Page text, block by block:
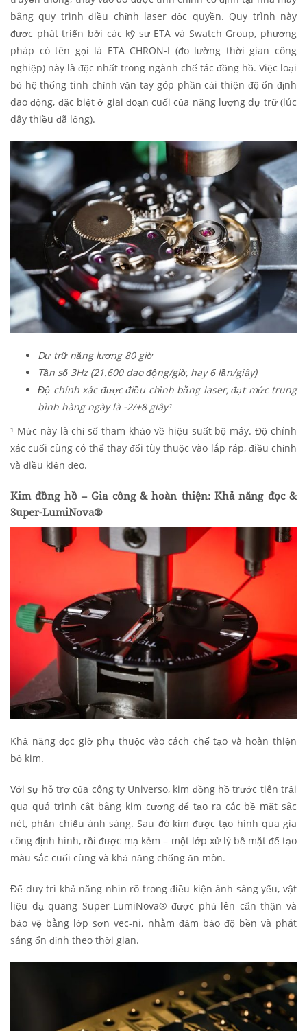
bằng quy trình điều chỉnh laser độc quyền. Quy trình này
được phát triển bởi các kỹ sư ETA và Swatch Group, phương
pháp có tên gọi là ETA CHRON-I (đo lường thời gian công
nghiệp) này là độc nhất trong ngành chế tác đồng hồ. Việc loại
bỏ hệ thống tinh chỉnh vặn tay góp phần cải thiện độ ổn định
dao động, đặc biệt ở giai đoạn cuối của năng lượng dự trữ (lúc
dây thiều đã lỏng).
Dự trữ năng lượng 80 giờ
Tần số 3Hz (21.600 dao động/giờ, hay 6 lần/giây)
Độ chính xác được điều chỉnh bằng laser, đạt mức trung
bình hàng ngày là -2/+8 giây¹
¹ Mức này là chỉ số tham khảo về hiệu suất bộ máy. Độ chính
xác cuối cùng có thể thay đổi tùy thuộc vào lắp ráp, điều chỉnh
và điều kiện đeo.
Kim đồng hồ – Gia công & hoàn thiện: Khả năng đọc &
Super-LumiNova®
Khả năng đọc giờ phụ thuộc vào cách chế tạo và hoàn thiện
bộ kim.
Với sự hỗ trợ của công ty Universo, kim đồng hồ trước tiên trải
qua quá trình cắt bằng kim cương để tạo ra các bề mặt sắc
nét, phản chiếu ánh sáng. Sau đó kim được tạo hình qua gia
công định hình, rồi được mạ kẻm – một lớp xử lý bề mặt để tạo
màu sắc cuối cùng và khả năng chống ăn mòn.
Để duy trì khả năng nhìn rõ trong điều kiện ánh sáng yếu, vật
liệu dạ quang Super-LumiNova® được phủ lên cẩn thận và
bảo vệ bằng lớp sơn vec-ni, nhằm đảm bảo độ bền và phát
sáng ổn định theo thời gian.